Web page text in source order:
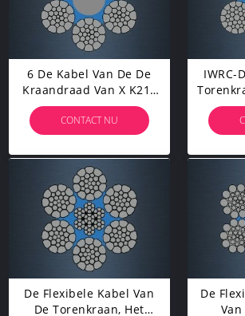
6 De Kabel Van De De
Kraandraad Van X K21F
SFC Voor De
Installatie/het
Registrerenkrukken Van
Scrapper
CONTACT NU
IWRC-
De Flexibele Kabel Van
De Torenkraan, Het
De